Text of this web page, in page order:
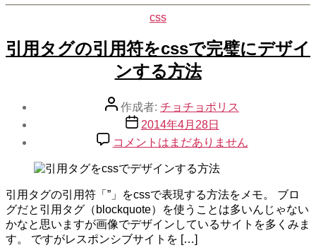
へ
の
2016
年
最
の
指
フ
ン
へ
の
カ
ゴ
リ
ー
css
引用タグの引用符をcssで完璧にデザイ
ンする方法
投
者
作成者: チョチョポリス
投
稿
日
2014年4月28日
引
タ
の
引
用
符
コメントはまだありません
引用タグの引用符「”」をcssで表現する方法をメモ。 ブロ
グだと引用タグ（blockquote）を使うことは多いんじゃない
かなと思いますが画像でデザインしているサイトを多くみま
す。 ですがレスポンシブサイトを […]